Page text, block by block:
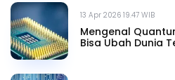
13 Apr 2026 19.47 WIB
Mengenal
Bisa Ubah Dunia